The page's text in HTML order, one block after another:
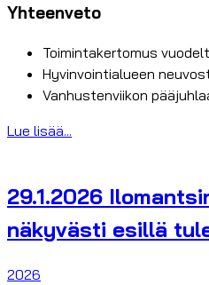
Yhteenveto
Toimintakertomus
Hyvinvointialueen
Vanhustenviikon
Lue lisää...
29.1.2026
näkyvästi esillä
2026